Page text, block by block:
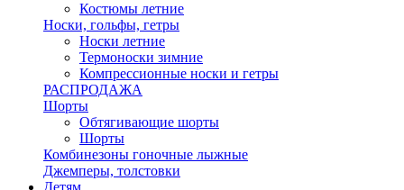
Костюмы летние
Носки, гольфы, гетры
Носки летние
Термоноски зимние
Компрессионные носки и гетры
РАСПРОДАЖА
Шорты
Обтягивающие шорты
Шорты
Комбинезоны гоночные лыжные
Джемперы, толстовки
Детям